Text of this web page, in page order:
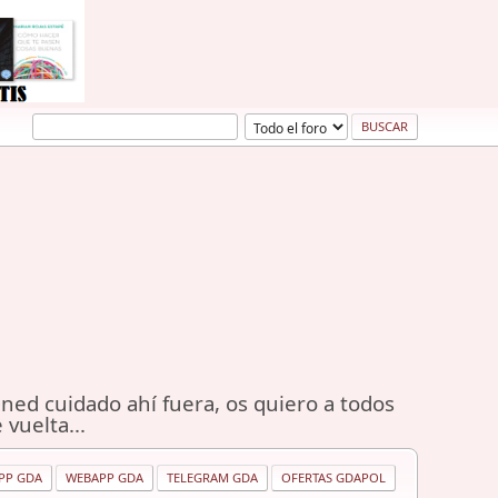
cuidado ahí fuera, os quiero a todos
vuelta...
GDA WEBAPP GDA TELEGRAM GDA OFERTAS GDAPOL